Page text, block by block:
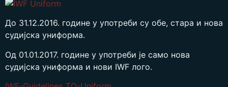
До 31.12.2016. године у употреби су обе, стара и нова
судијска униформа.
Од 01.01.2017. године у употреби је само нова
судијска униформа и нови IWF лого.